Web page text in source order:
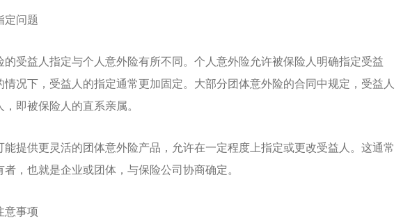
定问题
的受益人指定与个人意外险有所不同。个人意外险允许被保险人明确指定受益
情况下，受益人的指定通常更加固定。大部分团体意外险的合同中规定，受益人
即被保险人的直系亲属。
能提供更灵活的团体意外险产品，允许在一定程度上指定或更改受益人。这通常
，也就是企业或团体，与保险公司协商确定。
意事项